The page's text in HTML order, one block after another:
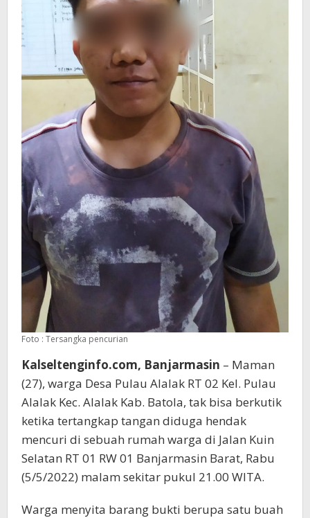
Foto : Tersangka pencurian
Kalseltenginfo.com, Banjarmasin – Maman
(27), warga Desa Pulau Alalak RT 02 Kel. Pulau
Alalak Kec. Alalak Kab. Batola, tak bisa berkutik
ketika tertangkap tangan diduga hendak
mencuri di sebuah rumah warga di Jalan Kuin
Selatan RT 01 RW 01 Banjarmasin Barat, Rabu
(5/5/2022) malam sekitar pukul 21.00 WITA.
Warga menyita barang bukti berupa satu buah